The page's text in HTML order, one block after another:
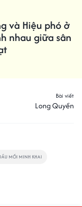
và Hiệu phó ở
nhau giữa sân
Bài viết
Long Quyền
MỐI MINH KHAI